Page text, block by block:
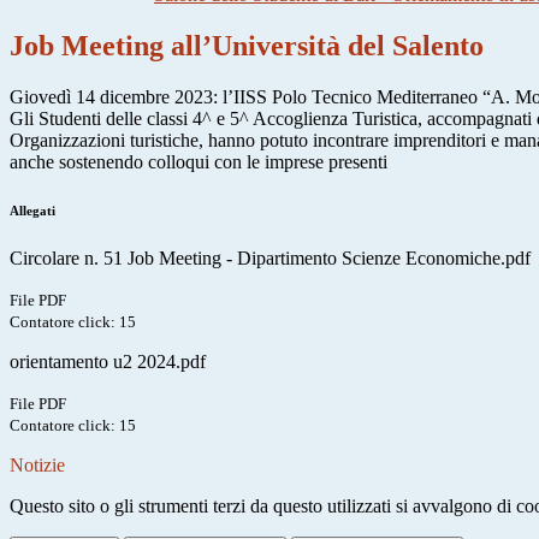
Job Meeting all’Università del Salento
Giovedì 14 dicembre 2023: l’IISS Polo Tecnico Mediterraneo “A.
Gli Studenti delle classi 4^ e 5^ Accoglienza Turistica,
Organizzazioni turistiche, hanno potuto incontrare imprenditori e
anche sostenendo colloqui con le imprese presenti
Allegati
Circolare n. 51 Job Meeting - Dipartimento Scienze Economiche.pdf
File PDF
Contatore click: 15
orientamento u2 2024.pdf
File PDF
Contatore click: 15
Notizie
Questo sito o gli strumenti terzi da questo utilizzati si avvalgono di